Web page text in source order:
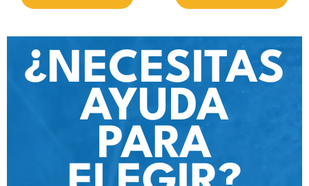
¿NECESITAS
AYUDA
PARA